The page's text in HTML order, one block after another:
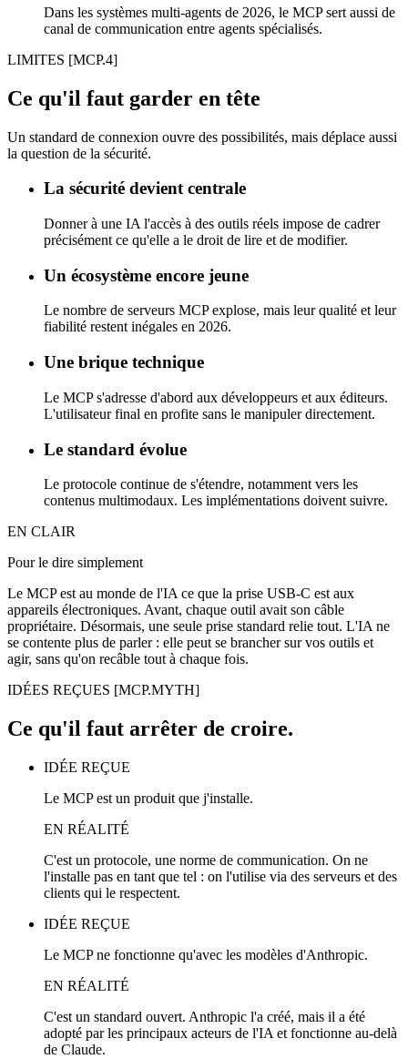
Dans les systèmes multi-agents de 2026, le MCP sert aussi de
canal de communication entre agents spécialisés.
LIMITES [MCP.4]
Ce qu'il faut garder en tête
Un standard de connexion ouvre des possibilités, mais déplace aussi
la question de la sécurité.
La sécurité devient centrale
Donner à une IA l'accès à des outils réels impose de cadrer
précisément ce qu'elle a le droit de lire et de modifier.
Un écosystème encore jeune
Le nombre de serveurs MCP explose, mais leur qualité et leur
fiabilité restent inégales en 2026.
Une brique technique
Le MCP s'adresse d'abord aux développeurs et aux éditeurs.
L'utilisateur final en profite sans le manipuler directement.
Le standard évolue
Le protocole continue de s'étendre, notamment vers les
contenus multimodaux. Les implémentations doivent suivre.
EN CLAIR
Pour le dire simplement
Le MCP est au monde de l'IA ce que la prise USB-C est aux
appareils électroniques. Avant, chaque outil avait son câble
propriétaire. Désormais, une seule prise standard relie tout. L'IA ne
se contente plus de parler : elle peut se brancher sur vos outils et
agir, sans qu'on recâble tout à chaque fois.
IDÉES REÇUES [MCP.MYTH]
Ce qu'il faut arrêter de croire.
IDÉE REÇUE
Le MCP est un produit que j'installe.
EN RÉALITÉ
C'est un protocole, une norme de communication. On ne
l'installe pas en tant que tel : on l'utilise via des serveurs et des
clients qui le respectent.
IDÉE REÇUE
Le MCP ne fonctionne qu'avec les modèles d'Anthropic.
EN RÉALITÉ
C'est un standard ouvert. Anthropic l'a créé, mais il a été
adopté par les principaux acteurs de l'IA et fonctionne au-delà
de Claude.